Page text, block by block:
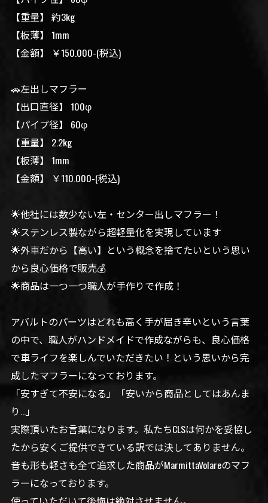
【重量】 約3kg
【板薄】 1mm
【金額】 ￥150.000-(税込)
🚗左出しマフラー
【出口直径】 100φ
【パイプ径】 60φ
【重量】 2.2kg
【板薄】 1mm
【金額】 ￥110.000-(税込)
🌟他社には数少ない左・センター出しマフラー！
🌟ステンレス製ながら超軽量化を実現しています
🌟外車だから【高い】という概念を捨てたいという思い
から良心価格で販売💰
🌟商品は一つ一つ職人が手作りで作成！
アバルトのパーツはどれも高く手が届き辛いという言葉
の中で、職人がハンドメイドで作成ながらも、良心価格
で車ライフを楽しんでいただきたい！という思いから完
成したマフラーになっております。
「安すぎて不安になる」「安いから商品としてはあんま
り…」
実際頂いたお言葉になります。私たちCLSは何かを妥協し
たから安くご提供できている訳では決してありません。
音も形も軽さも全て追求した商品がMarmittaVolareのマフ
ラーになっております。